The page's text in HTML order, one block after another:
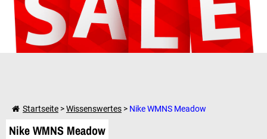
Startseite >Wissenswertes > Nike WMNS Meadow
Nike WMNS Meadow